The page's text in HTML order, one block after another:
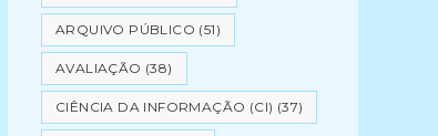
ARQUIVO PÚBLICO (51)
AVALIAÇÃO (38)
CIÊNCIA DA INFORMAÇÃO (CI) (37)